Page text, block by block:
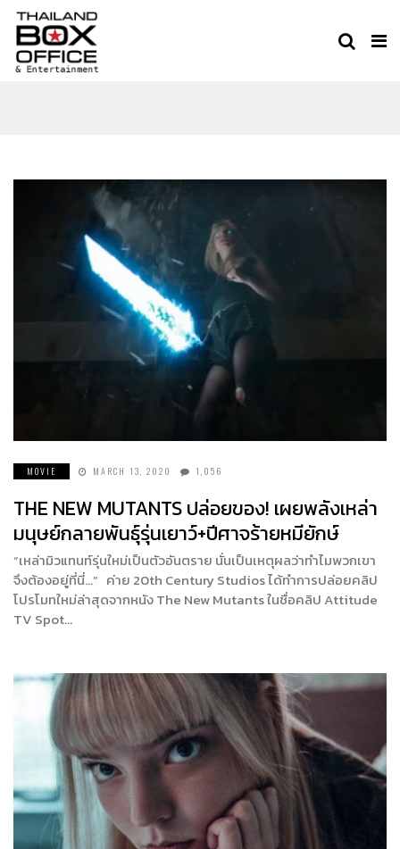
THE NEW MUTANTS
MOVIE MARCH 13, 2020 1,056
THE NEW MUTANTS ปล่อยของ! เผยพลังเหล่า
มนุษย์กลายพันธุ์รุ่นเยาว์+ปีศาจร้ายหมียักษ์
“เหล่ามิวแทนท์รุ่นใหม่เป็นตัวอันตราย นั่นเป็นเหตุผลว่าทำไมพวกเขา
จึงต้องอยู่ที่นี่…” ค่าย 20th Century Studios ได้ทำการปล่อยคลิป
โปรโมทใหม่ล่าสุดจากหนัง The New Mutants ในชื่อคลิป Attitude
TV Spot…